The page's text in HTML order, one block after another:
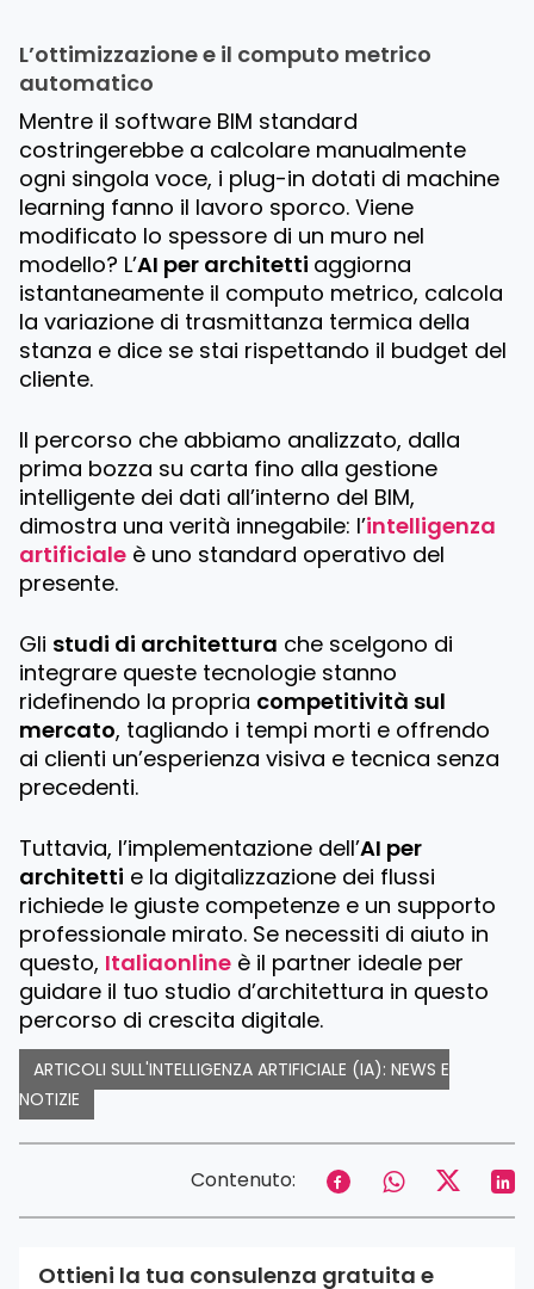
L’ottimizzazione e il computo metrico
automatico
Mentre il software BIM standard
costringerebbe a calcolare manualmente
ogni singola voce, i plug-in dotati di machine
learning fanno il lavoro sporco. Viene
modificato lo spessore di un muro nel
modello? L’AI per architetti aggiorna
istantaneamente il computo metrico, calcola
la variazione di trasmittanza termica della
stanza e dice se stai rispettando il budget del
cliente.
Il percorso che abbiamo analizzato, dalla
prima bozza su carta fino alla gestione
intelligente dei dati all’interno del BIM,
dimostra una verità innegabile: l’intelligenza
artificiale è uno standard operativo del
presente.
Gli studi di architettura che scelgono di
integrare queste tecnologie stanno
ridefinendo la propria competitività sul
mercato, tagliando i tempi morti e offrendo
ai clienti un’esperienza visiva e tecnica senza
precedenti.
Tuttavia, l’implementazione dell’AI per
architetti e la digitalizzazione dei flussi
richiede le giuste competenze e un supporto
professionale mirato. Se necessiti di aiuto in
questo, Italiaonline è il partner ideale per
guidare il tuo studio d’architettura in questo
percorso di crescita digitale.
ARTICOLI SULL'INTELLIGENZA ARTIFICIALE (IA): NEWS E
NOTIZIE
Contenuto:
Ottieni la tua consulenza gratuita e